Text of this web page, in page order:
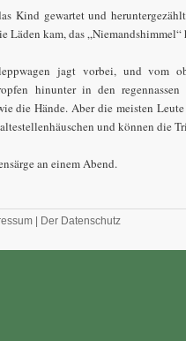
Kind gewartet und
Läden kam, das „Niemandshimmel“
jagt vorbei, und vom
hinunter in den regennassen
die Hände. Aber die meisten
und können die
an einem Abend.
Der Datenschutz